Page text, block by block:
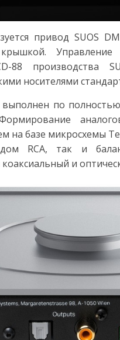
привод SUOS
Управление
88 производства
носителями
по
на базе микросхемы
RCA, так и
и